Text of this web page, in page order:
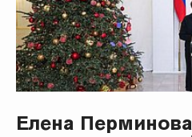
Елена